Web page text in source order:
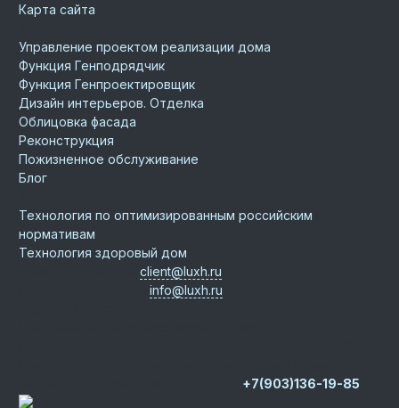
Карта сайта
Управление проектом реализации дома
Функция Генподрядчик
Функция Генпроектировщик
Дизайн интерьеров. Отделка
Облицовка фасада
Реконструкция
Пожизненное обслуживание
Блог
Технология по оптимизированным российским
нормативам
Технология здоровый дом
client@luxh.ru
info@luxh.ru
+7(903)136-19-85